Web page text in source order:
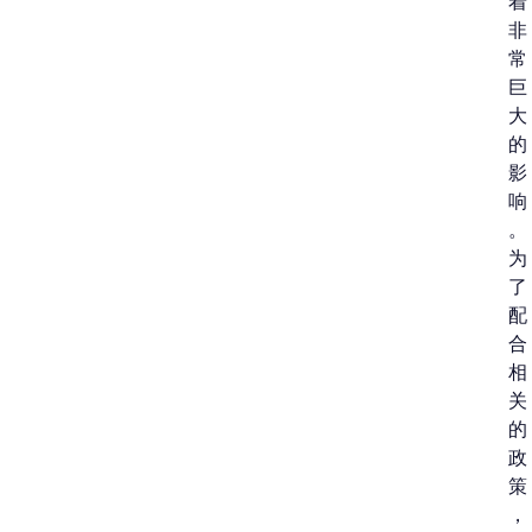
非
常
巨
大
的
影
响
。
为
了
配
合
相
关
的
政
策
，